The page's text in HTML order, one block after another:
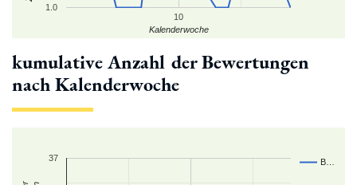
10
1.0
Kalenderwoche
kumulative Anzahl der Bewertungen
nach Kalenderwoche
B…
37